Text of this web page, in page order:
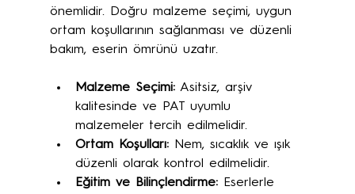
önemlidir. Doğru malzeme seçimi, uygun
ortam koşullarının sağlanması ve düzenli
bakım, eserin ömrünü uzatır.
Malzeme Seçimi: Asitsiz, arşiv
kalitesinde ve PAT uyumlu
malzemeler tercih edilmelidir.
Ortam Koşulları: Nem, sıcaklık ve ışık
düzenli olarak kontrol edilmelidir.
Eğitim ve Bilinçlendirme: Eserlerle